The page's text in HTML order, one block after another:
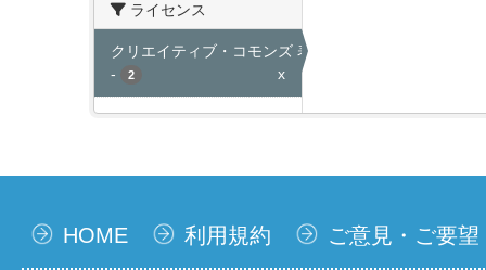
ライセンス
クリエイティブ・コモンズ 表示
-
2 x
HOME 利用規約 ご意見・ご要望